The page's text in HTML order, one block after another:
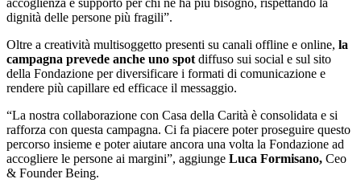
accoglienza e supporto per chi ne ha più bisogno, rispettando la
dignità delle persone più fragili”.
Oltre a creatività multisoggetto presenti su canali offline e online, la
campagna prevede anche uno spot diffuso sui social e sul sito
della Fondazione per diversificare i formati di comunicazione e
rendere più capillare ed efficace il messaggio.
“La nostra collaborazione con Casa della Carità è consolidata e si
rafforza con questa campagna. Ci fa piacere poter proseguire questo
percorso insieme e poter aiutare ancora una volta la Fondazione ad
accogliere le persone ai margini”, aggiunge Luca Formisano, Ceo
& Founder Being.